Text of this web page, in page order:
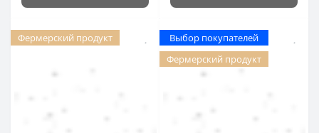
Фермерский продукт
Выбор покупателей
Фермерский продукт